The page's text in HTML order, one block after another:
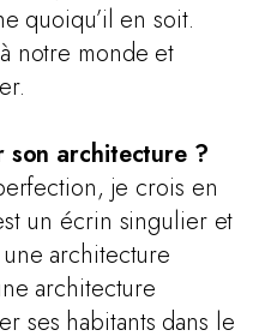
quoiqu’il en soit.
notre monde et
architecture ?
je crois en
un écrin singulier et
architecture
architecture
ses habitants dans le